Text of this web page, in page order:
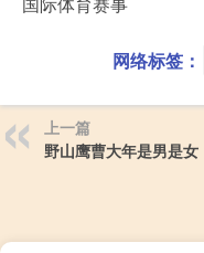
网络标签：
上一篇
野山鹰曹大年是男是女